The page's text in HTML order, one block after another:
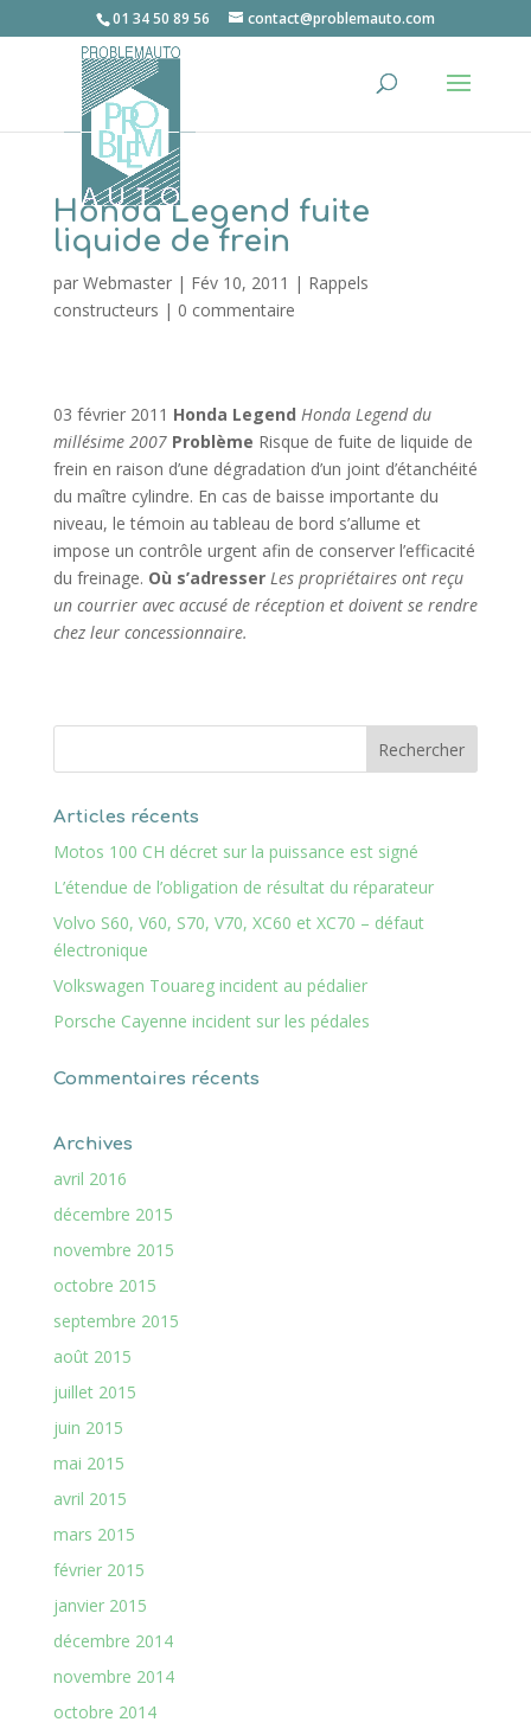
01 34 50 89 56 contact@problemauto.com
Honda Legend fuite
liquide de frein
par Webmaster| Fév 10, 2011 | Rappels
constructeurs | 0 commentaire
03 février 2011 Honda Legend Honda Legend du
millésime 2007 Problème Risque de fuite de liquide de
frein en raison d’une dégradation d’un joint d’étanchéité
du maître cylindre. En cas de baisse importante du
niveau, le témoin au tableau de bord s’allume et
impose un contrôle urgent afin de conserver l’efficacité
du freinage. Où s’adresser Les propriétaires ont reçu
un courrier avec accusé de réception et doivent se rendre
chez leur concessionnaire.
Articles récents
Motos 100 CH décret sur la puissance est signé
L’étendue de l’obligation de résultat du réparateur
Volvo S60, V60, S70, V70, XC60 et XC70 – défaut
électronique
Volkswagen Touareg incident au pédalier
Porsche Cayenne incident sur les pédales
Commentaires récents
Archives
avril 2016
décembre 2015
novembre 2015
octobre 2015
septembre 2015
août 2015
juillet 2015
juin 2015
mai 2015
avril 2015
mars 2015
février 2015
janvier 2015
décembre 2014
novembre 2014
octobre 2014